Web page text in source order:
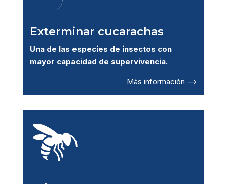
Exterminar cucarachas
Una de las especies de insectos con
mayor capacidad de supervivencia.
Más información –>